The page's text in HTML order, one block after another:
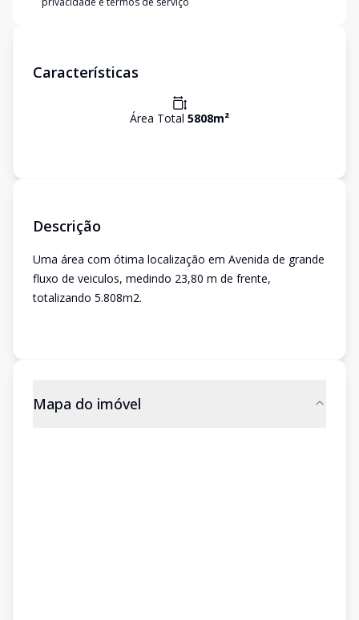
Características
Área Total 5808m²
Descrição
Uma área com ótima localização em Avenida de grande
fluxo de veiculos, medindo 23,80 m de frente,
totalizando 5.808m2.
Mapa do imóvel